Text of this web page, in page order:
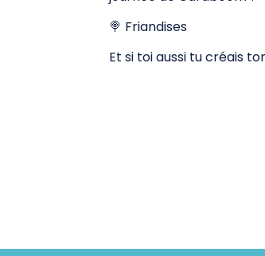
🍭 Friandises
Et si toi aussi tu créais